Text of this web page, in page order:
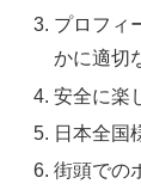
プロフィ
かに適切
安全に楽
日本全国
街頭での